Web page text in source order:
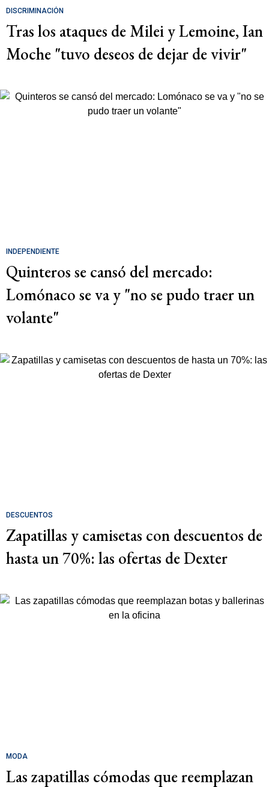
DISCRIMINACIÓN
Tras los ataques de Milei y Lemoine, Ian
Moche "tuvo deseos de dejar de vivir"
INDEPENDIENTE
Quinteros se cansó del mercado:
Lomónaco se va y "no se pudo traer un
volante"
DESCUENTOS
Zapatillas y camisetas con descuentos de
hasta un 70%: las ofertas de Dexter
MODA
Las zapatillas cómodas que reemplazan